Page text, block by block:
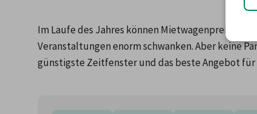
Im Laufe des Jahres können Mietwagenpreise
Veranstaltungen enorm schwanken. Aber keine
günstigste Zeitfenster und das beste Angebot